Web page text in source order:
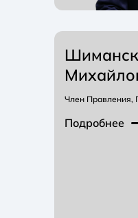
Член Правления,
Подробнее